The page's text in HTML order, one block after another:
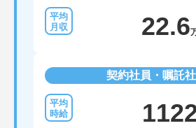
22.6
契約社員・嘱託